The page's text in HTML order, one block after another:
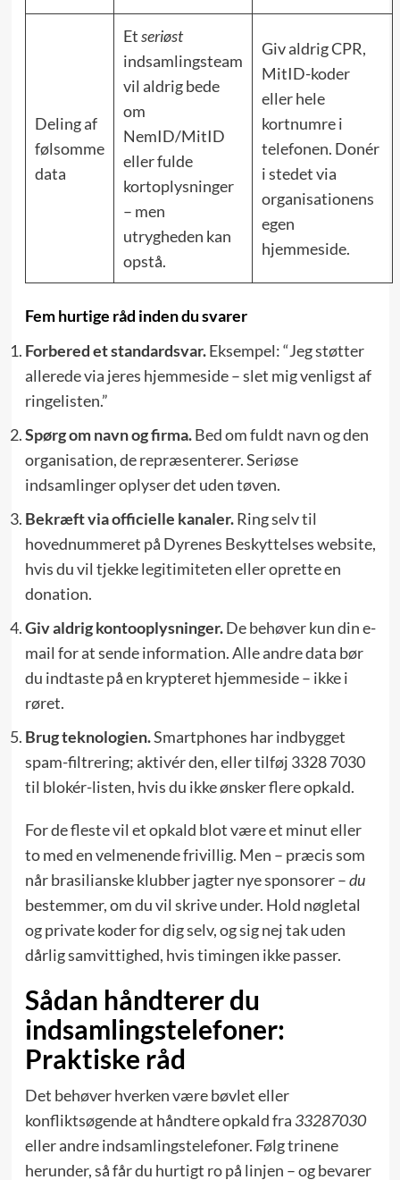
Deling af
følsomme
data
Etseriøst
indsamlingsteam
vil aldrig bede
om
NemID/MitID
eller fulde
kortoplysninger
– men
utrygheden kan
opstå.
Giv aldrig CPR,
MitID-koder
eller hele
kortnumre i
telefonen. Donér
i stedet via
organisationens
egen
hjemmeside.
Fem hurtige råd inden du svarer
Forbered et standardsvar.Eksempel: “Jeg støtter
allerede via jeres hjemmeside – slet mig venligst af
ringelisten.”
Spørg om navn og firma.Bed om fuldt navn og den
organisation, de repræsenterer. Seriøse
indsamlinger oplyser det uden tøven.
Bekræft via officielle kanaler.Ring selv til
hovednummeret på Dyrenes Beskyttelses website,
hvis du vil tjekke legitimiteten eller oprette en
donation.
Giv aldrig kontooplysninger.De behøver kun din e-
mail for at sende information. Alle andre data bør
du indtaste på en krypteret hjemmeside – ikke i
røret.
Brug teknologien.Smartphones har indbygget
spam-filtrering; aktivér den, eller tilføj 3328 7030
til blokér-listen, hvis du ikke ønsker flere opkald.
For de fleste vil et opkald blot være et minut eller
to med en velmenende frivillig. Men – præcis som
når brasilianske klubber jagter nye sponsorer –du
bestemmer, om du vil skrive under. Hold nøgletal
og private koder for dig selv, og sig nej tak uden
dårlig samvittighed, hvis timingen ikke passer.
Sådan håndterer du
indsamlingstelefoner:
Praktiske råd
Det behøver hverken være bøvlet eller
konfliktsøgende at håndtere opkald fra 33287030
eller andre indsamlingstelefoner. Følg trinene
herunder, så får du hurtigt ro på linjen – og bevarer